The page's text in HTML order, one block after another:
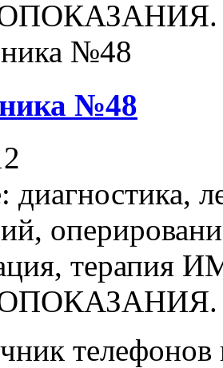
№48
диагностика,